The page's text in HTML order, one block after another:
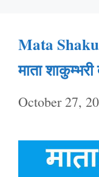
Mata
माता
October 27,